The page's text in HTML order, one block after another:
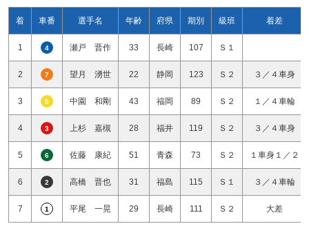
着 車番 選手名 年齢 府県 期別 級班 着差
1 4 瀬戸 晋作 33 長崎 107 Ｓ１
2 7 望月 湧世 22 静岡 123 Ｓ２ ３／４車身
3 5 中園 和剛 43 福岡 89 Ｓ２ １／４車輪
4 3 上杉 嘉槻 28 福井 119 Ｓ２ ３／４車身
5 6 佐藤 康紀 51 青森 73 Ｓ２ １車身１／２
6 2 高橋 晋也 31 福島 115 Ｓ１ ３／４車輪
7 1 平尾 一晃 29 長崎 111 Ｓ２ 大差